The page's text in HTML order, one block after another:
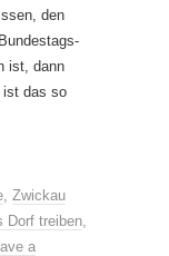
den
ist, dann
ist das so
, Zwickau
Dorf treiben,
a